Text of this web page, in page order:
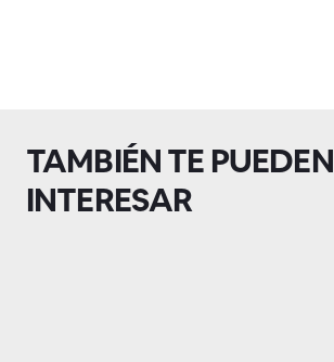
TAMBIÉN TE PUEDEN
INTERESAR